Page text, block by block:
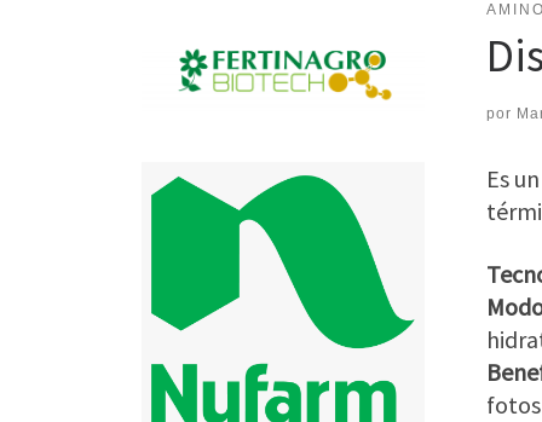
por
Es